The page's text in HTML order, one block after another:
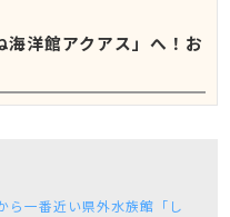
洋館アクアス」へ！お
ら一番近い県外水族館「し